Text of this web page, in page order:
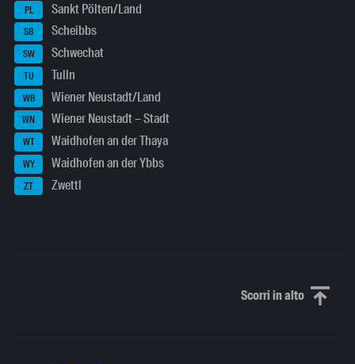
PL Sankt Pölten/Land
SB Scheibbs
SW Schwechat
TU Tulln
WB Wiener Neustadt/Land
WN Wiener Neustadt – Stadt
WT Waidhofen an der Thaya
WY Waidhofen an der Ybbs
ZT Zwettl
Scorri in altoScorri in alto